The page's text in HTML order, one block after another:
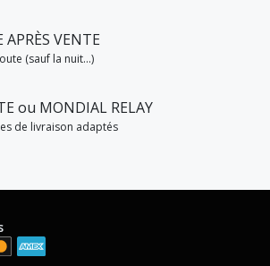
APRÈS VENTE
(sauf la nuit...)
ou MONDIAL RELAY
de livraison adaptés